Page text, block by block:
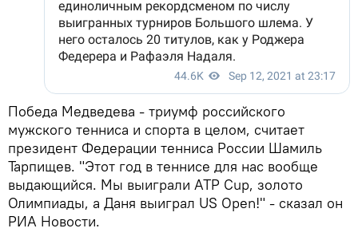
Победа Медведева - триумф российского
мужского тенниса и спорта в целом, считает
президент Федерации тенниса России Шамиль
Тарпищев. "Этот год в теннисе для нас вообще
выдающийся. Мы выиграли ATP Cup, золото
Олимпиады, а Даня выиграл US Open!" - сказал он
РИА Новости.